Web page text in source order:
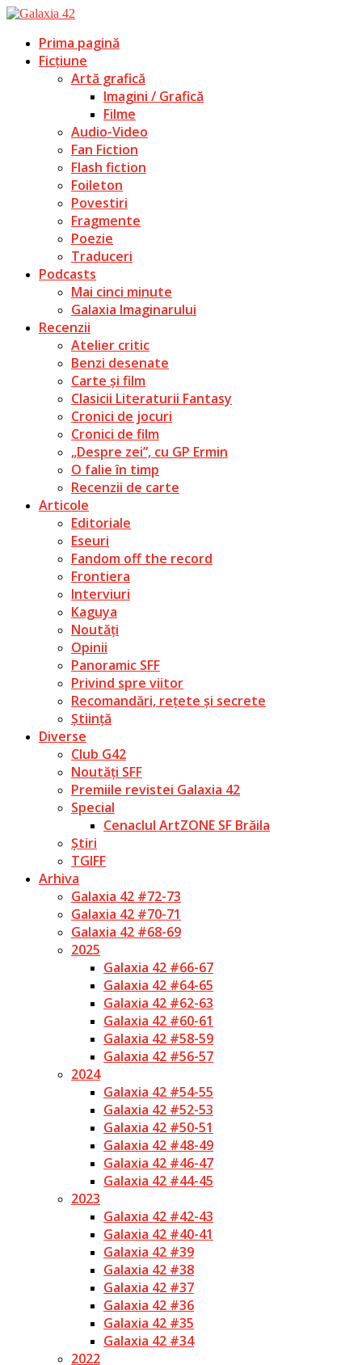
Prima pagină
Ficțiune
Artă grafică
Imagini / Grafică
Filme
Audio-Video
Fan Fiction
Flash fiction
Foileton
Povestiri
Fragmente
Poezie
Traduceri
Podcasts
Mai cinci minute
Galaxia Imaginarului
Recenzii
Atelier critic
Benzi desenate
Carte și film
Clasicii Literaturii Fantasy
Cronici de jocuri
Cronici de film
„Despre zei”, cu GP Ermin
O falie în timp
Recenzii de carte
Articole
Editoriale
Eseuri
Fandom off the record
Frontiera
Interviuri
Kaguya
Noutăți
Opinii
Panoramic SFF
Privind spre viitor
Recomandări, rețete și secrete
Știință
Diverse
Club G42
Noutăți SFF
Premiile revistei Galaxia 42
Special
Cenaclul ArtZONE SF Brăila
Știri
TGIFF
Arhiva
Galaxia 42 #72-73
Galaxia 42 #70-71
Galaxia 42 #68-69
2025
Galaxia 42 #66-67
Galaxia 42 #64-65
Galaxia 42 #62-63
Galaxia 42 #60-61
Galaxia 42 #58-59
Galaxia 42 #56-57
2024
Galaxia 42 #54-55
Galaxia 42 #52-53
Galaxia 42 #50-51
Galaxia 42 #48-49
Galaxia 42 #46-47
Galaxia 42 #44-45
2023
Galaxia 42 #42-43
Galaxia 42 #40-41
Galaxia 42 #39
Galaxia 42 #38
Galaxia 42 #37
Galaxia 42 #36
Galaxia 42 #35
Galaxia 42 #34
2022